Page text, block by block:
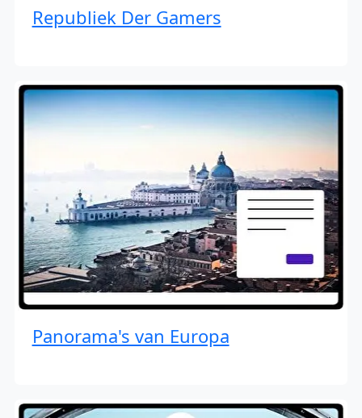
Republiek Der Gamers
Panorama's van Europa